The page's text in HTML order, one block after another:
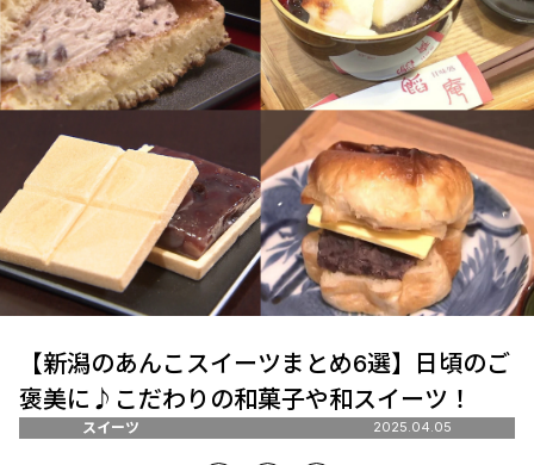
【新潟のあんこスイーツまとめ6選】日頃のご
褒美に♪こだわりの和菓子や和スイーツ！
スイーツ 2025.04.05